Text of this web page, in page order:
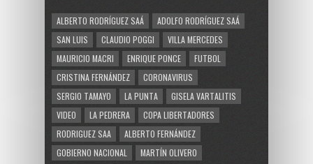
ALBERTO RODRÍGUEZ SAÁ
ADOLFO RODRÍGUEZ SAÁ
SAN LUIS
CLAUDIO POGGI
VILLA MERCEDES
MAURICIO MACRI
ENRIQUE PONCE
FUTBOL
CRISTINA FERNÁNDEZ
CORONAVIRUS
SERGIO TAMAYO
LA PUNTA
GISELA VARTALITIS
VIDEO
LA PEDRERA
COPA LIBERTADORES
RODRIGUEZ SAA
ALBERTO FERNÁNDEZ
GOBIERNO NACIONAL
MARTÍN OLIVERO